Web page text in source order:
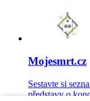
Mojesmrt.cz
Sestavte si
představy o